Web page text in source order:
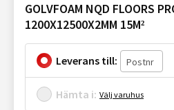
GOLVFOAM NQD FLOORS
1200X12500X2MM 15M²
Leverans till:
Hämta i: Välj varuhus